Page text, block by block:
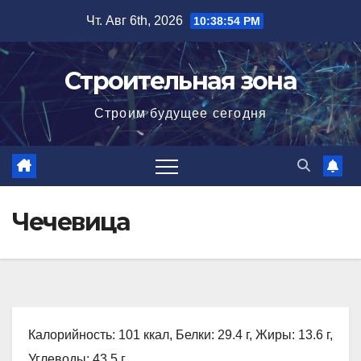
содержимому
Чт. Авг 6th, 2026 10:38:55 PM
Строительная зона
Строим будущее сегодня
Чечевица
Калорийность: 101 ккал, Белки: 29.4 г, Жиры: 13.6 г,